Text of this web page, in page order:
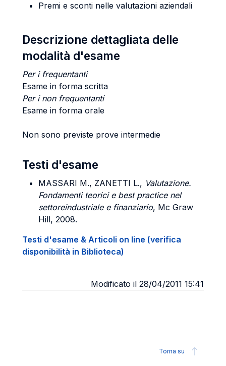
Premi e sconti nelle valutazioni aziendali
Descrizione dettagliata delle
modalità d'esame
Per i frequentanti
Esame in forma scritta
Per i non frequentanti
Esame in forma orale
Non sono previste prove intermedie
Testi d'esame
MASSARI M., ZANETTI L., Valutazione.
Fondamenti teorici e best practice nel
settoreindustriale e finanziario, Mc Graw
Hill, 2008.
Testi d'esame & Articoli on line (verifica
disponibilità in Biblioteca)
Modificato il 28/04/2011 15:41
Torna su